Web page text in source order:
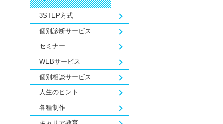
3STEP方式
個別診断サービス
セミナー
WEBサービス
個別相談サービス
人生のヒント
各種制作